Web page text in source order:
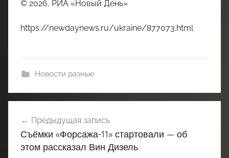
© 2026, РИА «Новый День»
https://newdaynews.ru/ukraine/877073.html
Новости разные
по
записям
Предыдущая запись
Съёмки «Форсажа-11» стартовали — об
этом рассказал Вин Дизель